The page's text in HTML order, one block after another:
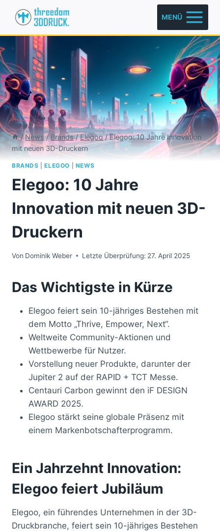
Inhalt
springen
MENÜ
/ News / Brands / Elegoo / Elegoo: 10 Jahre Innovation
mit neuen 3D-Druckern
BRANDS |ELEGOO NEWS
Elegoo: 10 Jahre
Innovation mit neuen 3D-
Druckern
Von Dominik Weber Letzte Überprüfung: 27. April 2025
Das Wichtigste in Kürze
Elegoo feiert sein 10-jähriges Bestehen mit
dem Motto „Thrive, Empower, Next“.
Weltweite Community-Aktionen und
Wettbewerbe für Nutzer.
Vorstellung neuer Produkte, darunter der
Jupiter 2 auf der RAPID + TCT Messe.
Centauri Carbon gewinnt den iF DESIGN
AWARD 2025.
Elegoo stärkt seine globale Präsenz mit
einem Markenbotschafterprogramm.
Ein Jahrzehnt Innovation:
Elegoo feiert Jubiläum
Elegoo, ein führendes Unternehmen in der 3D-
Druckbranche, feiert sein 10-jähriges Bestehen